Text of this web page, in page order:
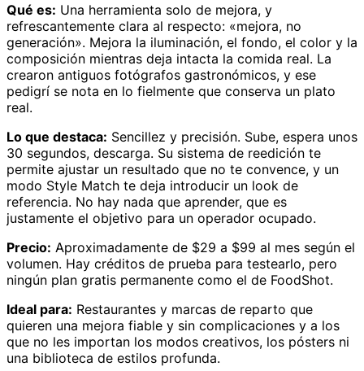
Qué es: Una herramienta solo de mejora, y
refrescantemente clara al respecto: «mejora, no
generación». Mejora la iluminación, el fondo, el color y la
composición mientras deja intacta la comida real. La
crearon antiguos fotógrafos gastronómicos, y ese
pedigrí se nota en lo fielmente que conserva un plato
real.
Lo que destaca: Sencillez y precisión. Sube, espera unos
30 segundos, descarga. Su sistema de reedición te
permite ajustar un resultado que no te convence, y un
modo Style Match te deja introducir un look de
referencia. No hay nada que aprender, que es
justamente el objetivo para un operador ocupado.
Precio: Aproximadamente de $29 a $99 al mes según el
volumen. Hay créditos de prueba para testearlo, pero
ningún plan gratis permanente como el de FoodShot.
Ideal para: Restaurantes y marcas de reparto que
quieren una mejora fiable y sin complicaciones y a los
que no les importan los modos creativos, los pósters ni
una biblioteca de estilos profunda.